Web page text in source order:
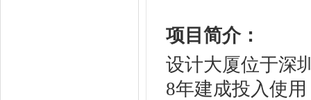
项目简介：
设计大厦位于深
8年建成投入使